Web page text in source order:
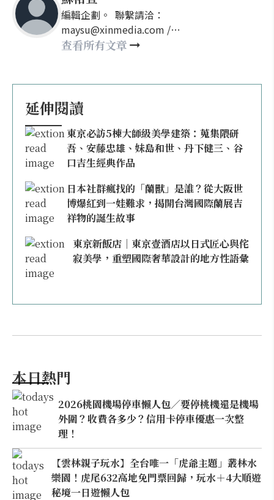
編輯企劃。 聯繫請洽：
maysu@xinmedia.com /
may860527@gmail.com
查看所有文章
延伸閱讀
東京必訪5棟大師級美學建築：蒐集隈研
吾、安藤忠雄、妹島和世、丹下健三、谷
口吉生經典作品
日本社群瘋找的「蘭獸」是誰？從大阪世
博爆紅到一娃難求，揭開台灣國際蘭展吉
祥物的誕生故事
東京新飯店｜東京壹酒店以日式匠心與侘
寂美學，重塑國際奢華設計的地方性語彙
本日熱門
2026桃園機場停車懶人包／要停桃機還是機場
外圍？收費各多少？信用卡停車優惠一次整
理！
【雲林親子玩水】全台唯一「虎爺主題」叢林水
樂園！虎尾632高地免門票回歸，玩水＋4大順遊
秘境一日遊懶人包